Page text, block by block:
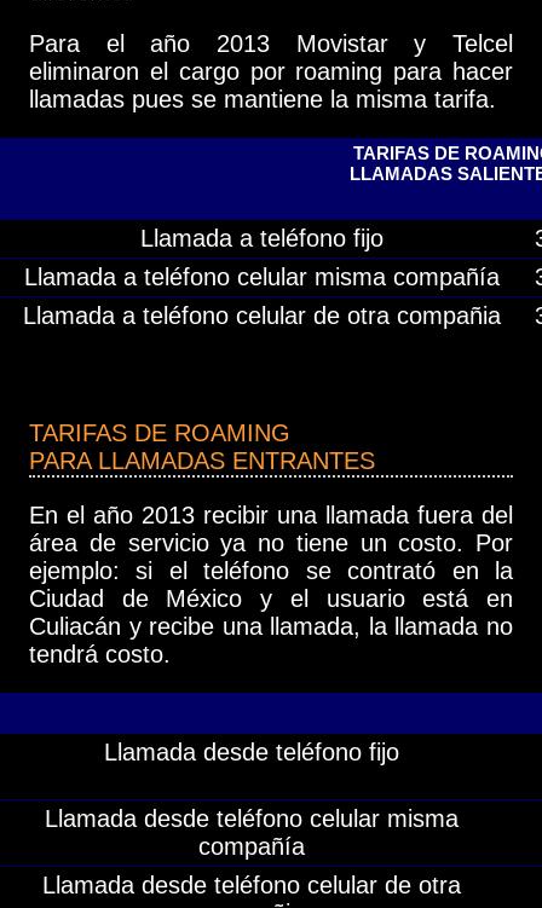
Para el año 2013 Movistar y Telcel
eliminaron el cargo por roaming para hacer
llamadas pues se mantiene la misma tarifa.
TARIFAS DE
LLAMADAS
Llamada a teléfono fijo
Llamada a teléfono celular misma compañía
Llamada a teléfono celular de otra compañia
TARIFAS DE ROAMING
PARA LLAMADAS ENTRANTES
En el año 2013 recibir una llamada fuera del
área de servicio ya no tiene un costo. Por
ejemplo: si el teléfono se contrató en la
Ciudad de México y el usuario está en
Culiacán y recibe una llamada, la llamada no
tendrá costo.
Llamada desde teléfono fijo
Llamada desde teléfono celular misma
compañía
Llamada desde teléfono celular de otra